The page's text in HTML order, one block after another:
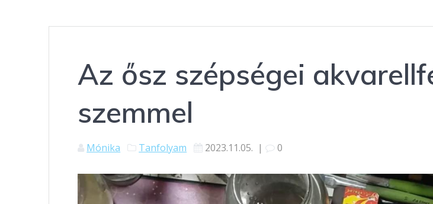
Az ősz szépségei
szemmel
Mónika Tanfolyam 2023.11.05. | 0